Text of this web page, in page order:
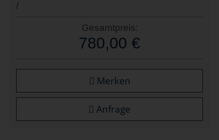
/
Gesamtpreis:
780,00 €
Merken
Anfrage